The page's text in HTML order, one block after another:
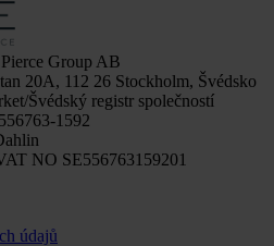
Group AB
20A, 112 26 Stockholm, Švédsko
Švédský registr společností
1592
NO SE556763159201
údajů